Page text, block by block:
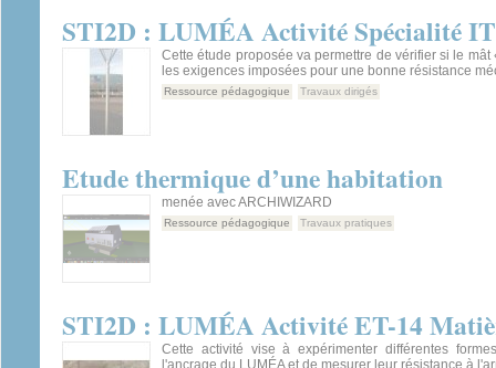
STI2D : LUMÉA Activité Spécialité
Cette étude proposée va permettre de vérifier si le mât
les exigences imposées pour une bonne résistance
Ressource pédagogique Travaux dirigés
Etude thermique d’une habitation
menée avec ARCHIWIZARD
Ressource pédagogique Travaux pratiques
STI2D : LUMÉA Activité ET-14
Cette activité vise à expérimenter différentes
l'ancrage du LUMÉA et de mesurer leur résistance à